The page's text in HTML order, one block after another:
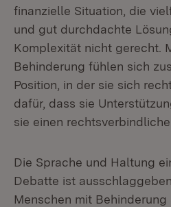
finanzielle Situation, die
und gut durchdachte
Komplexität nicht gerecht.
Behinderung fühlen sich
Position, in der sie sich
dafür, dass sie
sie einen
Die Sprache und Haltung
Debatte ist
Menschen mit